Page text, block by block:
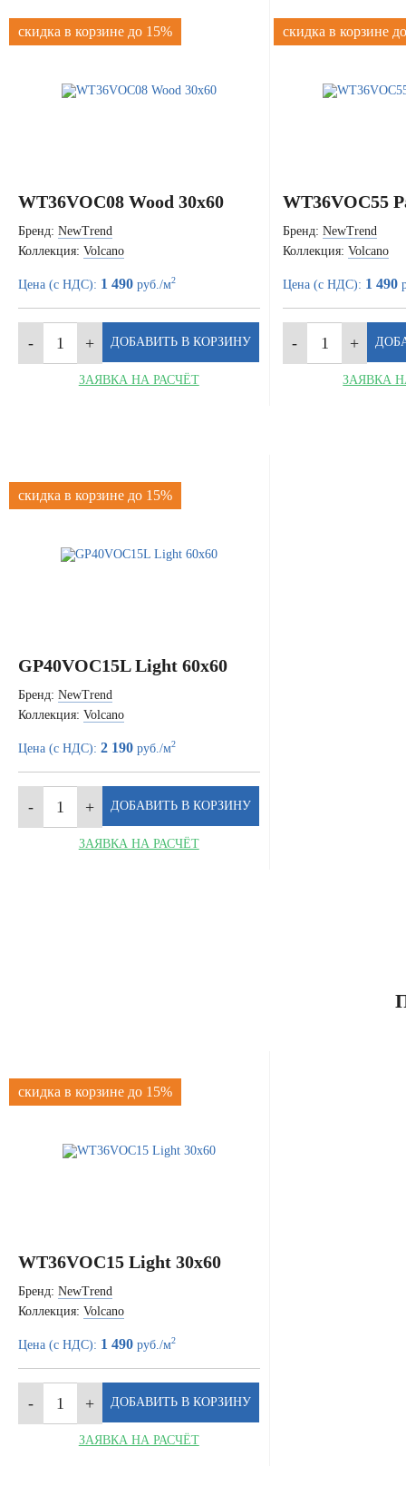
скидка в корзине до 15%
WT36VOC08 Wood 30x60
Бренд: NewTrend
Коллекция: Volcano
Цена (с НДС): 1 490 руб./м2
ЗАЯВКА НА РАСЧЁТ
скидка в корзине
WT36VOC55
Бренд: NewTrend
Коллекция: Volcano
Цена (с НДС): 1 490
ЗАЯВКА
скидка в корзине до 15%
GP40VOC15L Light 60x60
Бренд: NewTrend
Коллекция: Volcano
Цена (с НДС): 2 190 руб./м2
ЗАЯВКА НА РАСЧЁТ
скидка в корзине до 15%
WT36VOC15 Light 30x60
Бренд: NewTrend
Коллекция: Volcano
Цена (с НДС): 1 490 руб./м2
ЗАЯВКА НА РАСЧЁТ